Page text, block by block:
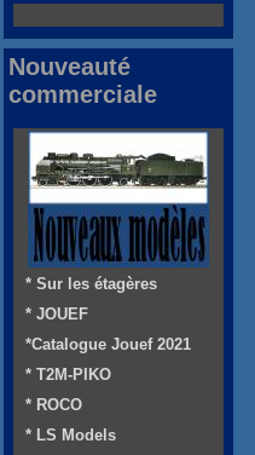
Nouveauté
commerciale
* Sur les étagères
* JOUEF
*Catalogue Jouef 2021
* T2M-PIKO
* ROCO
* LS Models